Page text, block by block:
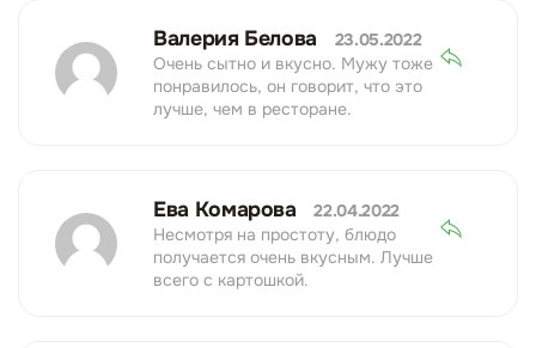
Валерия Белова
23.05.2022
Очень сытно и вкусно. Мужу тоже
понравилось, он говорит, что это
лучше, чем в ресторане.
Ева Комарова
22.04.2022
Несмотря на простоту, блюдо
получается очень вкусным. Лучше
всего с картошкой.